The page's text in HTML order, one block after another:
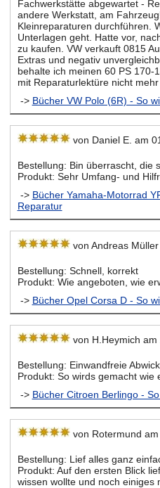
Fachwerkstätte abgewartet -
andere Werkstatt, am
Kleinreparaturen durchführen.
Unterlagen geht. Hatte vor,
zu kaufen. VW verkauft 0815
Extras und negativ
behalte ich meinen 60 PS 170-
mit Reparaturlektüre nicht mehr
-> Bücher VW Polo (6R) - So
von Daniel E. am
Bestellung: Bin überrascht, die
Produkt: Sehr Umfang- und
-> Bücher Yamaha-Motorrad
Reparatur
von Andreas
Bestellung: Schnell, korrekt
Produkt: Wie angeboten, wie
-> Bücher Opel Corsa D - So
von H.Heymich am
Bestellung: Einwandfreie
Produkt: So wirds gemacht wie
-> Bücher Citroen Berlingo -
von Rotermund am
Bestellung: Lief alles ganz
Produkt: Auf den ersten Blick
wissen wollte und noch einiges